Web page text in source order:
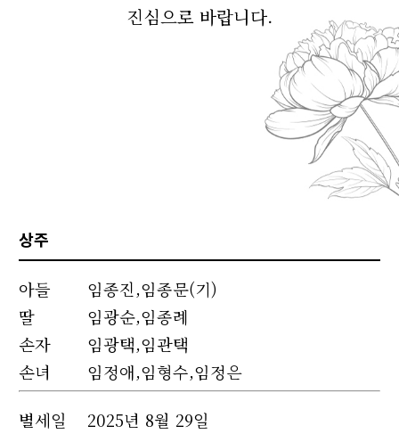
진심으로 바랍니다.
상주
아들
임종진,임종문(기)
딸
임광순,임종례
손자
임광택,임관택
손녀
임정애,임형수,임정은
별세일
2025년 8월 29일